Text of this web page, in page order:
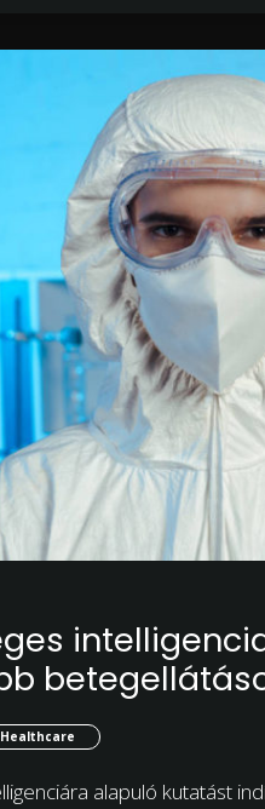
Healthcare
alapuló kutatást